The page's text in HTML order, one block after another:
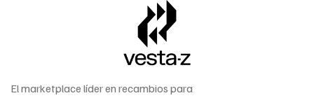
El marketplace líder en recambios para